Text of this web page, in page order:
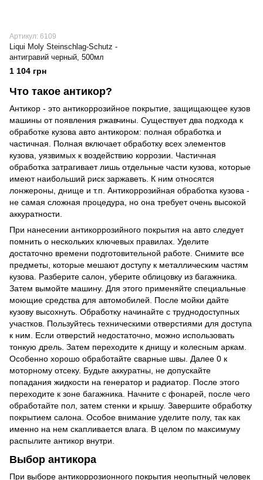
Артикул: 6109
Liqui Moly Steinschlag-Schutz -
антигравий черный, 500мл
1 104 грн
Что такое антикор?
Антикор - это антикоррозийное покрытие, защищающее кузов
машины от появления ржавчины. Существует два подхода к
обработке кузова авто антикором: полная обработка и
частичная. Полная включает обработку всех элементов
кузова, уязвимых к воздействию коррозии. Частичная
обработка затрагивает лишь отдельные части кузова, которые
имеют наибольший риск заржаветь. К ним относятся
лонжероны, днище и т.п. Антикоррозийная обработка кузова -
не самая сложная процедура, но она требует очень высокой
аккуратности.
При нанесении антикоррозийного покрытия на авто следует
помнить о нескольких ключевых правилах. Уделите
достаточно времени подготовительной работе. Снимите все
предметы, которые мешают доступу к металлическим частям
кузова. Разберите салон, уберите облицовку из багажника.
Затем вымойте машину. Для этого применяйте специальные
моющие средства для автомобилей. После мойки дайте
кузову высохнуть. Обработку начинайте с труднодоступных
участков. Пользуйтесь техническими отверстиями для доступа
к ним. Если отверстий недостаточно, можно использовать
тонкую дрель. Затем переходите к днищу и колесным аркам.
Особенно хорошо обработайте сварные швы. Далее 0 к
моторному отсеку. Будьте аккуратны, не допускайте
попадания жидкости на генератор и радиатор. После этого
переходите к зоне багажника. Начните с фонарей, после чего
обработайте пол, затем стенки и крышу. Завершите обработку
покрытием салона. Особое внимание уделите полу, так как
именно на нем скапливается влага. В целом по максимуму
распылите антикор внутри.
Выбор антикора
При выборе антикоррозионного покрытия неопытный человек